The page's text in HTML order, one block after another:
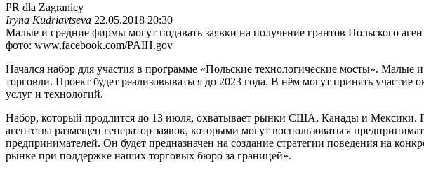
PR dla Zagranicy
Iryna Kudriavtseva 22.05.2018 20:30
Малые и средние фирмы могут подавать заявки на получение грантов Польского
фото: www.facebook.com/PAIH.gov
Начался набор для участия в программе «Польские технологические мосты». Малые
торговли. Проект будет реализовываться до 2023 года. В нём могут принять
услуг и технологий.
Набор, который продлится до 13 июля, охватывает рынки США, Канады и Мексики.
агентства размещен генератор заявок, которыми могут воспользоваться
предпринимателей. Он будет предназначен на создание стратегии поведения на
рынке при поддержке наших торговых бюро за границей».